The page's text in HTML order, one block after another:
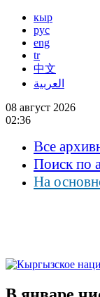
кыр
рус
eng
tr
中文
العربية
08 август 2026
02:36
Все
Поиск по
На